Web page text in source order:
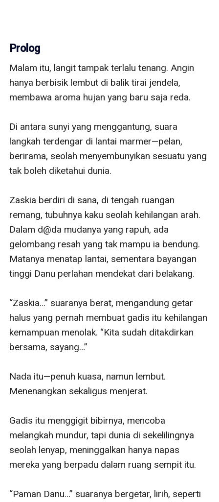
Prolog
Malam itu, langit tampak terlalu tenang. Angin
hanya berbisik lembut di balik tirai jendela,
membawa aroma hujan yang baru saja reda.
Di antara sunyi yang menggantung, suara
langkah terdengar di lantai marmer—pelan,
berirama, seolah menyembunyikan sesuatu yang
tak boleh diketahui dunia.
Zaskia berdiri di sana, di tengah ruangan
remang, tubuhnya kaku seolah kehilangan arah.
Dalam d@da mudanya yang rapuh, ada
gelombang resah yang tak mampu ia bendung.
Matanya menatap lantai, sementara bayangan
tinggi Danu perlahan mendekat dari belakang.
“Zaskia…” suaranya berat, mengandung getar
halus yang pernah membuat gadis itu kehilangan
kemampuan menolak. “Kita sudah ditakdirkan
bersama, sayang…”
Nada itu—penuh kuasa, namun lembut.
Menenangkan sekaligus menjerat.
Gadis itu menggigit bibirnya, mencoba
melangkah mundur, tapi dunia di sekelilingnya
seolah lenyap, meninggalkan hanya napas
mereka yang berpadu dalam ruang sempit itu.
“Paman Danu…” suaranya bergetar, lirih, seperti